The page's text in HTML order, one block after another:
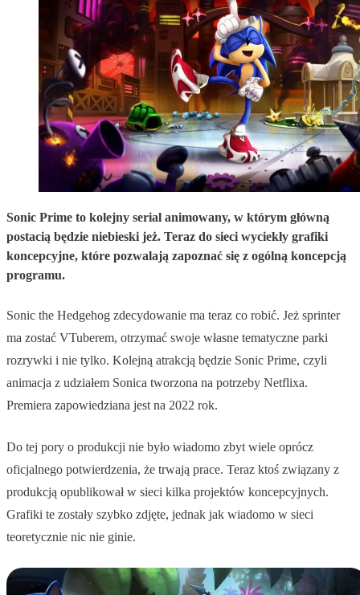
Sonic Prime to kolejny serial animowany, w którym główną
postacią będzie niebieski jeż. Teraz do sieci wyciekły grafiki
koncepcyjne, które pozwalają zapoznać się z ogólną koncepcją
programu.
Sonic the Hedgehog zdecydowanie ma teraz co robić. Jeż sprinter
ma zostać VTuberem, otrzymać swoje własne tematyczne parki
rozrywki i nie tylko. Kolejną atrakcją będzie Sonic Prime, czyli
animacja z udziałem Sonica tworzona na potrzeby Netflixa.
Premiera zapowiedziana jest na 2022 rok.
Do tej pory o produkcji nie było wiadomo zbyt wiele oprócz
oficjalnego potwierdzenia, że trwają prace. Teraz ktoś związany z
produkcją opublikował w sieci kilka projektów koncepcyjnych.
Grafiki te zostały szybko zdjęte, jednak jak wiadomo w sieci
teoretycznie nic nie ginie.